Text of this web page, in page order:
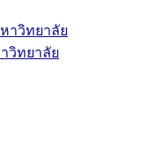
าวิทยาลัย
วิทยาลัย